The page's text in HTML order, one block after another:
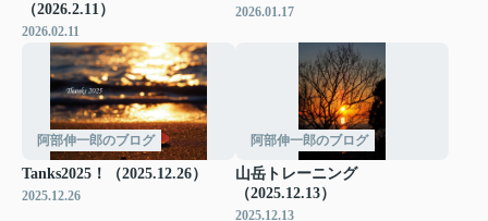
（2026.2.11）
2026.02.11
2026.01.17
阿部伸一郎のブログ
Tanks2025！（2025.12.26）
2025.12.26
阿部伸一郎のブログ
山岳トレーニング
（2025.12.13）
2025.12.13